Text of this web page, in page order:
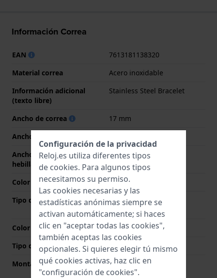
Información Correa
EAN
7613181138320
Material correa
Acero inoxidable
Información adicional
(texto libre)
Stainless Steel Bracelet
Ancho de correa
17 mm
Ancho de las asas
Ancho de correa en la
hebilla
15 mm
Color de correa
Plateado
Tipo de cierre
Cierre desplegable con
botones pulsadores
Color del cierre
Plateado
Tipo de montaje
Pasadores de resorte
Montaje Recto
No
Configuración de la privacidad
Reloj.es utiliza diferentes tipos
de cookies. Para algunos tipos
necesitamos su permiso.
Las cookies necesarias y las
estadísticas anónimas siempre se
activan automáticamente; si haces
clic en "aceptar todas las cookies",
también aceptas las cookies
opcionales. Si quieres elegir tú mismo
qué cookies activas, haz clic en
"configuración de cookies".